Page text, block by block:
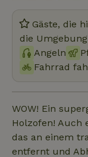
Gäste, die
die
Angeln
Fahrrad
WOW! Ein
Holzofen! Auch
das an einem
entfernt und